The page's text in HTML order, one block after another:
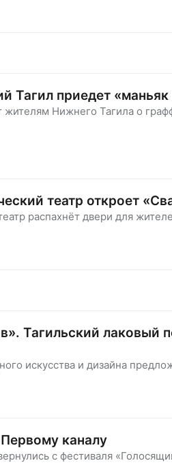
Тагил приедет «маньяк
Нижнего Тагила о
театр откроет
распахнёт двери для
Тагильский лаковый
искусства и дизайна
каналу
с фестиваля